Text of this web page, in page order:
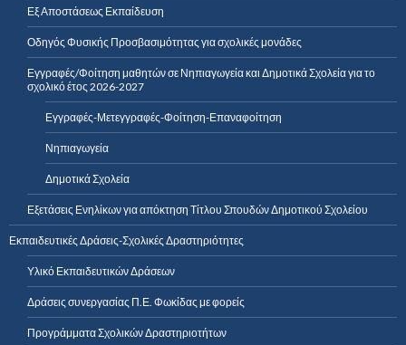
Εξ Αποστάσεως Εκπαίδευση
Οδηγός Φυσικής Προσβασιμότητας για σχολικές μονάδες
Εγγραφές/Φοίτηση μαθητών σε Νηπιαγωγεία και Δημοτικά Σχολεία για το
σχολικό έτος 2026-2027
Εγγραφές-Μετεγγραφές-Φοίτηση-Επαναφοίτηση
Νηπιαγωγεία
Δημοτικά Σχολεία
Εξετάσεις Ενηλίκων για απόκτηση Τίτλου Σπουδών Δημοτικού Σχολείου
Εκπαιδευτικές Δράσεις-Σχολικές Δραστηριότητες
Υλικό Εκπαιδευτικών Δράσεων
Δράσεις συνεργασίας Π.Ε. Φωκίδας με φορείς
Προγράμματα Σχολικών Δραστηριοτήτων